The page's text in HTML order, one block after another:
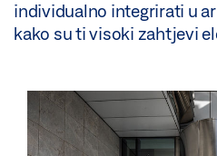
individualno integrirati u
kako su ti visoki zahtjevi